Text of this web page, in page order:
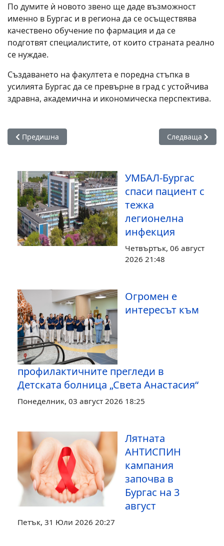
По думите ѝ новото звено ще даде възможност
именно в Бургас и в региона да се осъществява
качествено обучение по фармация и да се
подготвят специалистите, от които страната реално
се нуждае.
Създаването на факултета е поредна стъпка в
усилията Бургас да се превърне в град с устойчива
здравна, академична и икономическа перспектива.
Предишна статия: Д-р Диян Господинов: Над 50% от
Предишна Следваща
Следваща
УМБАЛ-Бургас
спаси пациент с
тежка
легионелна
инфекция
Четвъртък, 06 август
2026 21:48
Огромен е
интересът към
профилактичните прегледи в
Детската болница „Света Анастасия“
Понеделник, 03 август 2026 18:25
Лятната
АНТИСПИН
кампания
започва в
Бургас на 3
август
Петък, 31 Юли 2026 20:27